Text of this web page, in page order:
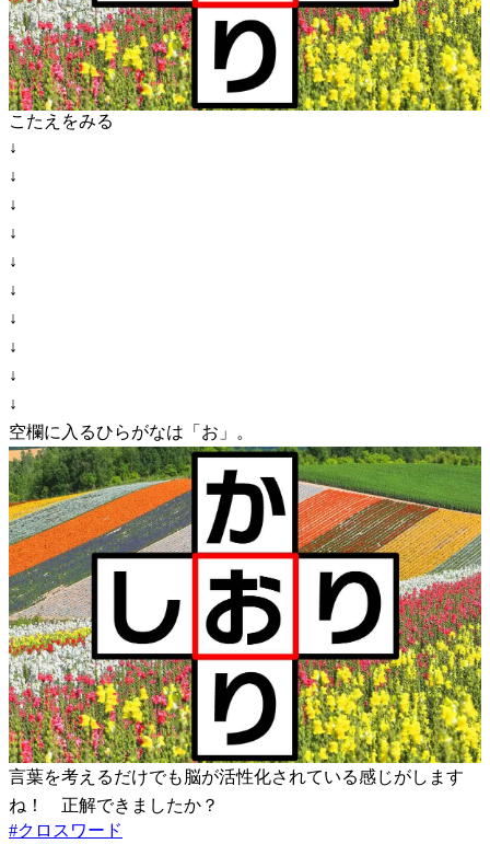
こたえをみる
↓
↓
↓
↓
↓
↓
↓
↓
↓
↓
空欄に入るひらがなは「お」。
言葉を考えるだけでも脳が活性化されている感じがします
ね！ 正解できましたか？
#クロスワード